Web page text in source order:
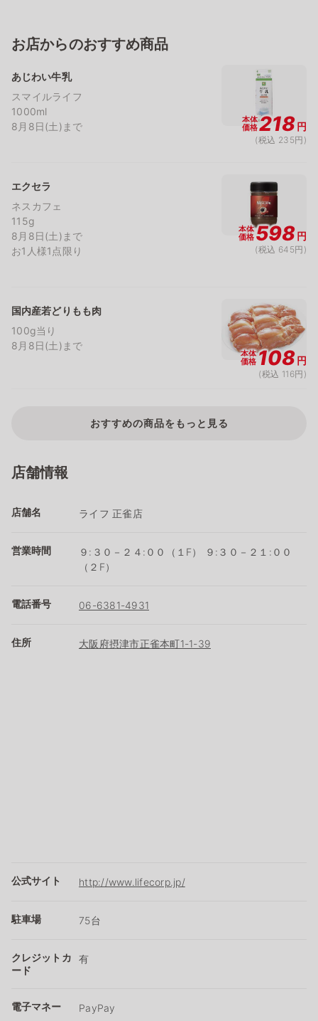
お店からのおすすめ商品
あじわい牛乳
スマイルライフ
1000ml
8月8日(土)まで
本体
価格218円
(税込 235円)
エクセラ
ネスカフェ
115g
8月8日(土)まで
お1人様1点限り
本体
価格598円
(税込 645円)
国内産若どりもも肉
100g当り
8月8日(土)まで
本体
価格108円
(税込 116円)
おすすめの商品をもっと見る
店舗情報
店舗名 ライフ 正雀店
営業時間
９:３０－２４:００（１F） ９:３０－２１:００
（２F）
電話番号 06-6381-4931
住所 大阪府摂津市正雀本町1-1-39
公式サイト http://www.lifecorp.jp/
駐車場 75台
クレジットカ
ード
有
電子マネー PayPay